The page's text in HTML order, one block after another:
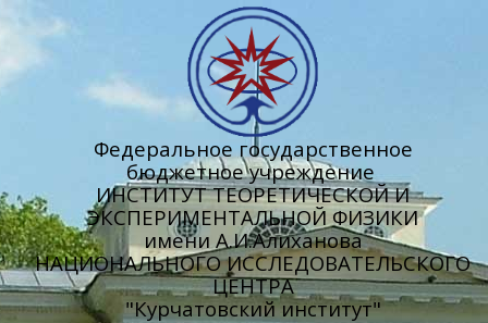
Федеральное государственное
бюджетное учреждение
ИНСТИТУТ ТЕОРЕТИЧЕСКОЙ И
ЭКСПЕРИМЕНТАЛЬНОЙ ФИЗИКИ
имени А.И.Алиханова
НАЦИОНАЛЬНОГО ИССЛЕДОВАТЕЛЬСКОГО
ЦЕНТРА
"Курчатовский институт"